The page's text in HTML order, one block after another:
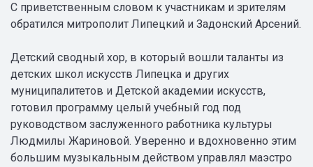
С приветственным словом к участникам и зрителям
обратился митрополит Липецкий и Задонский Арсений.
Детский сводный хор, в который вошли таланты из
детских школ искусств Липецка и других
муниципалитетов и Детской академии искусств,
готовил программу целый учебный год под
руководством заслуженного работника культуры
Людмилы Жариновой. Уверенно и вдохновенно этим
большим музыкальным действом управлял маэстро